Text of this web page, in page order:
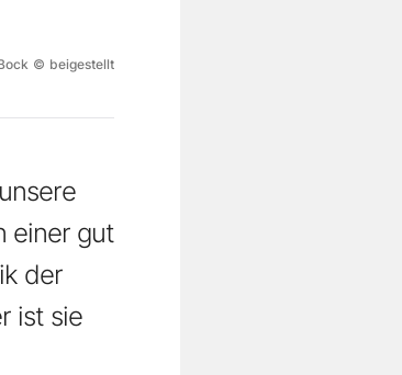
© beigestellt
einer gut
der
ist sie